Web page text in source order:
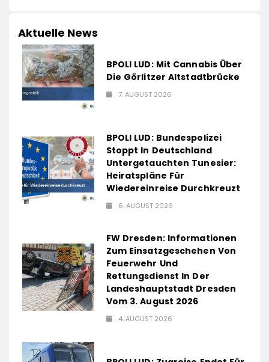
Aktuelle News
BPOLI LUD: Mit Cannabis Über
Die Görlitzer Altstadtbrücke
7. AUGUST 2026
BPOLI LUD: Bundespolizei
Stoppt In Deutschland
Untergetauchten Tunesier:
Heiratspläne Für
Wiedereinreise Durchkreuzt
6. AUGUST 2026
FW Dresden: Informationen
Zum Einsatzgeschehen Von
Feuerwehr Und
Rettungsdienst In Der
Landeshauptstadt Dresden
Vom 3. August 2026
4. AUGUST 2026